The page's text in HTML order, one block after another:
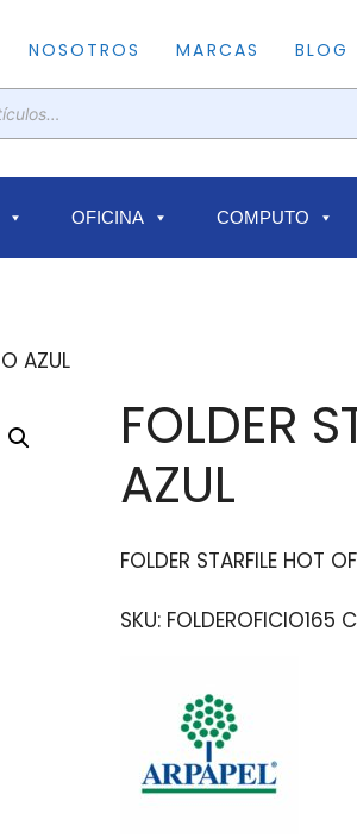
NOSOTROS MARCAS BLOG
OFICINA COMPUTO
AZUL
FOLDER
AZUL
FOLDER STARFILE HOT
SKU: FOLDEROFICIO165